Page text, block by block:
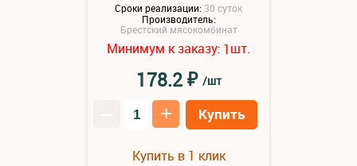
Сроки реализации: 30 суток
Производитель:
Брестский мясокомбинат
Минимум к заказу: 1шт.
178.2₽ /шт
+ Купить
Купить в 1 клик